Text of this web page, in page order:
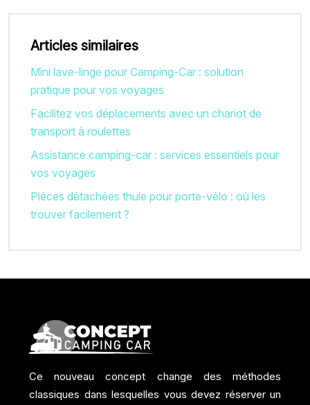
Articles similaires
Mini lave-linge pour Camping-Car : solution
pratique pour vos voyages
Facilitez vos déplacements avec un chariot de
transport à roulettes
Assistance camping-car : services essentiels pour
vos voyages
Pièces détachées thule pour porte-vélo : où les
trouver facilement ?
Ce nouveau concept change des méthodes
classiques dans lesquelles vous devez réserver un